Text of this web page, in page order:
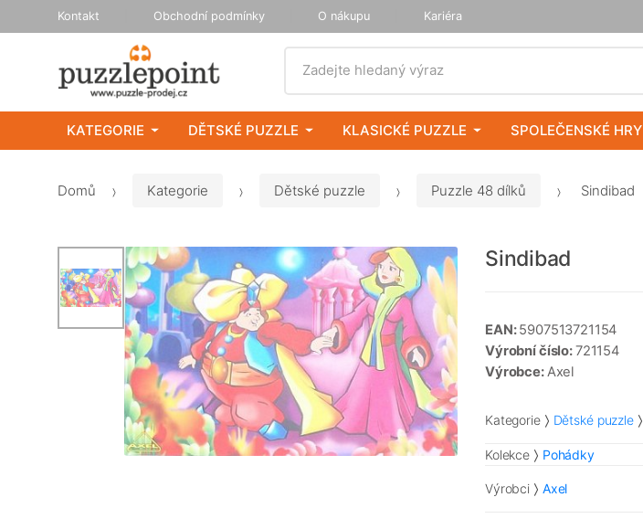
Kontakt Obchodní podmínky O nákupu Kariéra
Zadejte hledaný výraz
KATEGORIE DĚTSKÉ PUZZLE KLASICKÉ PUZZLE SPOLEČENSKÉ HRY
Domů Kategorie Dětské puzzle Puzzle 48 dílků Sindibad
Sindibad
EAN:5907513721154
Výrobní číslo:721154
Výrobce: Axel
Kategorie Dětské puzzle
Kolekce Pohádky
Výrobci Axel